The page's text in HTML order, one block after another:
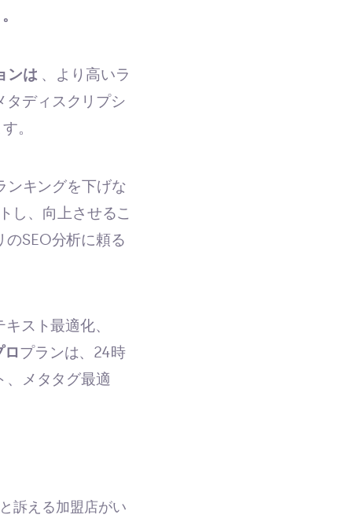
。
ンは 、より高いラ
タディスクリプシ
。
ンキングを下げな
し、向上させるこ
SEO分析に頼る
スト最適化、
ロプランは、24時
メタタグ最適
訴える加盟店がい